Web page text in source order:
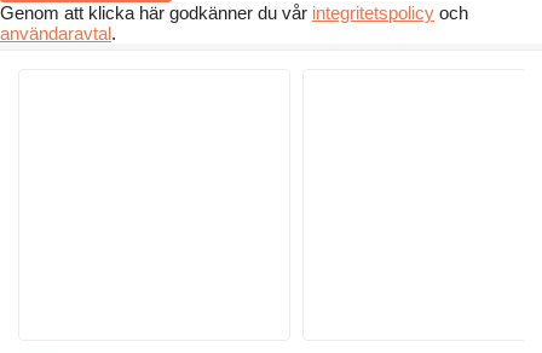
Genom att klicka här godkänner du vår integritetspolicy och
användaravtal.